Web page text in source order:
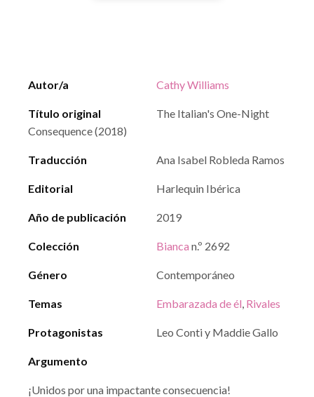
Autor/a Cathy Williams
Título original
The Italian's One-Night
Consequence (2018)
Traducción Ana Isabel Robleda Ramos
Editorial Harlequin Ibérica
Año de publicación 2019
Colección Bianca n.º 2692
Género Contemporáneo
Temas Embarazada de él, Rivales
Protagonistas Leo Conti y Maddie Gallo
Argumento
¡Unidos por una impactante consecuencia!